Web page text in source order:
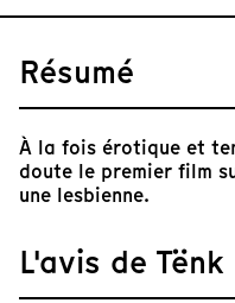
Résumé
À la fois érotique et
doute le premier film
une lesbienne.
L'avis de Tënk